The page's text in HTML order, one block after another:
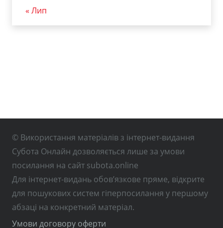
« Лип
© Використання матеріалів з інтернет-видання
Субота Онлайн дозволяється лише за умови
посилання на сайт subota.online
Для інтернет-видань обов’язкове пряме, відкрите
для пошукових систем гіперпосилання у першому
абзаці на конкретний матеріал.
Умови договору оферти